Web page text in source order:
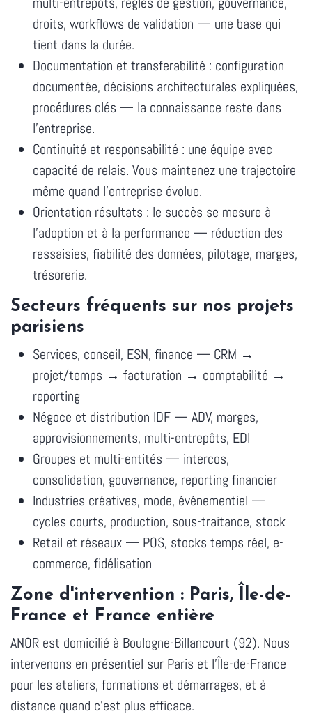
droits, workflows de validation — une base qui
tient dans la durée.
Documentation et transferabilité : configuration
documentée, décisions architecturales expliquées,
procédures clés — la connaissance reste dans
l'entreprise.
Continuité et responsabilité : une équipe avec
capacité de relais. Vous maintenez une trajectoire
même quand l'entreprise évolue.
Orientation résultats : le succès se mesure à
l'adoption et à la performance — réduction des
ressaisies, fiabilité des données, pilotage, marges,
trésorerie.
Secteurs fréquents sur nos projets
parisiens
Services, conseil, ESN, finance — CRM →
projet/temps → facturation → comptabilité →
reporting
Négoce et distribution IDF — ADV, marges,
approvisionnements, multi-entrepôts, EDI
Groupes et multi-entités — intercos,
consolidation, gouvernance, reporting financier
Industries créatives, mode, événementiel —
cycles courts, production, sous-traitance, stock
Retail et réseaux — POS, stocks temps réel, e-
commerce, fidélisation
Zone d'intervention : Paris, Île-de-
France et France entière
ANOR est domicilié à Boulogne-Billancourt (92). Nous
intervenons en présentiel sur Paris et l'Île-de-France
pour les ateliers, formations et démarrages, et à
distance quand c'est plus efficace.